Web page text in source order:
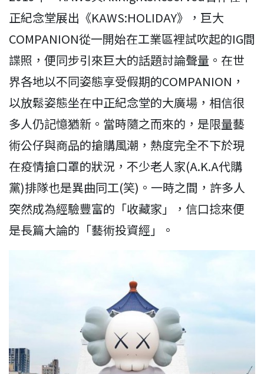
正紀念堂展出《KAWS:HOLIDAY》，巨大
COMPANION從一開始在工業區裡試吹起的IG間
諜照，便同步引來巨大的話題討論聲量。在世
界各地以不同姿態享受假期的COMPANION，
以放鬆姿態坐在中正紀念堂的大廣場，相信很
多人仍記憶猶新。當時隨之而來的，是限量藝
術公仔與商品的搶購風潮，熱度完全不下於現
在疫情搶口罩的狀況，不少老人家(A.K.A代購
黨)排隊也是異曲同工(笑)。一時之間，許多人
突然成為經驗豐富的「收藏家」，信口捻來便
是長篇大論的「藝術投資經」。